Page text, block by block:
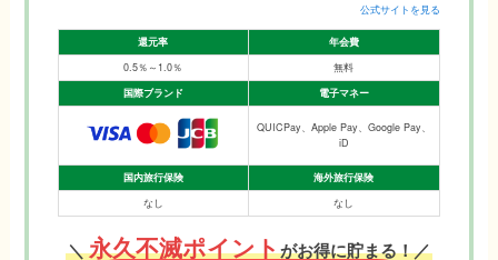
公式サイトを見る
還元率
年会費
0.5％～1.0％
無料
国際ブランド
電子マネー
QUICPay、Apple Pay、Google Pay、
iD
国内旅行保険
海外旅行保険
なし
なし
＼永久不滅ポイントがお得に貯まる！／